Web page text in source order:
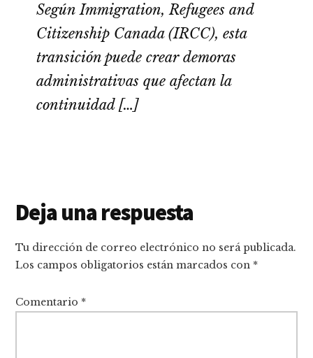
Según Immigration, Refugees and
Citizenship Canada (IRCC), esta
transición puede crear demoras
administrativas que afectan la
continuidad […]
Interacciones
con
los
Deja una respuesta
Tu dirección de correo electrónico no será publicada.
Los campos obligatorios están marcados con *
Comentario *